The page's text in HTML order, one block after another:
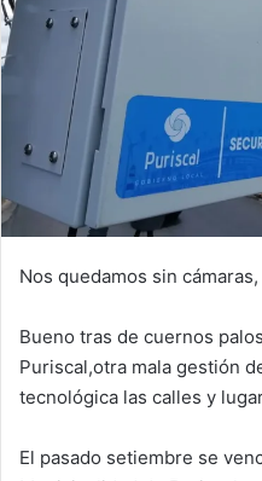
Nos quedamos sin
Bueno tras de cuernos
Puriscal,otra mala gestión
tecnológica las calles y
El pasado setiembre se